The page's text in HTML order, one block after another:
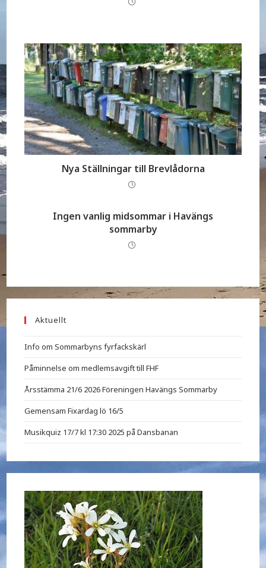
Nya Ställningar till Brevlådorna
Ingen vanlig midsommar i Havängs
sommarby
Aktuellt
Info om Sommarbyns fyrfackskärl
Påminnelse om medlemsavgift till FHF
Årsstämma 21/6 2026 Föreningen Havängs Sommarby
Gemensam Fixardag lö 16/5
Musikquiz 17/7 kl 17:30 2025 på Dansbanan